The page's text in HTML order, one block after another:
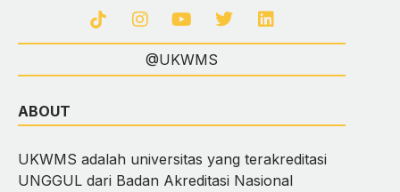
@UKWMS
ABOUT
UKWMS adalah universitas yang terakreditasi
UNGGUL dari Badan Akreditasi Nasional